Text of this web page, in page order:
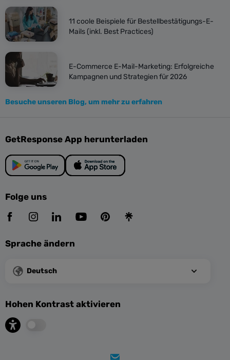
11 coole Beispiele für Bestellbestätigungs-E-
Mails (inkl. Best Practices)
E-Commerce E-Mail-Marketing: Erfolgreiche
Kampagnen und Strategien für 2026
Besuche unseren Blog, um mehr zu erfahren
GetResponse App herunterladen
Folge uns
Sprache ändern
Deutsch
Hohen Kontrast aktivieren